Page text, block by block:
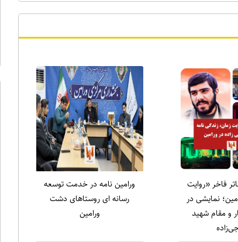
فاخر «روایت
نمایشی در
و مقام شهید
ورامین نامه در خدمت توسعه
رسانه ای روستاهای دشت
ورامین